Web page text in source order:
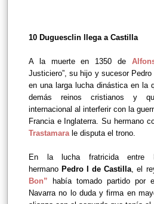
10 Duguesclin llega a Castilla
A la muerte en 1350 de
Justiciero”, su hijo y sucesor
en una larga lucha dinástica en la
demás reinos cristianos y
internacional al interferir con la
Francia e Inglaterra. Su hermano
Trastamara le disputa el trono.
En la lucha fratricida entre
hermano Pedro I de Castilla, el
Bon”
había tomado partido por
Navarra no lo duda y firma en